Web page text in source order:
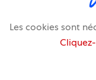
Les cookies sont